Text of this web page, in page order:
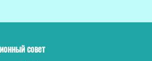
совет